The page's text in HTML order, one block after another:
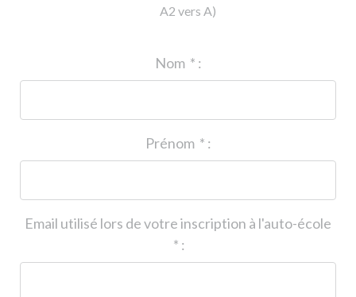
A2 vers A)
* :
* :
Email utilisé lors de votre inscription à l'auto-école
* :